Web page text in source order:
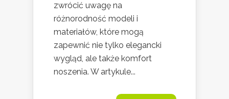
zwrócić uwagę na
różnorodność modeli i
materiałów, które mogą
zapewnić nie tylko elegancki
wygląd, ale także komfort
noszenia. W artykule...